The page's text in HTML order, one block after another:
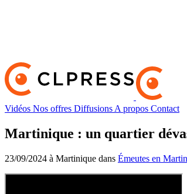
Vidéos Nos offres Diffusions A propos Contact
Martinique : un quartier
23/09/2024 à Martinique dans Émeutes en